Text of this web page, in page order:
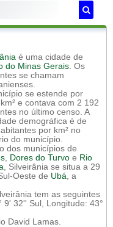
é uma cidade de
do Minas Gerais. Os
se chamam
se estende por
e contava com 2 192
no último censo. A
demográfica é de
por km² no
do município.
dos municípios de
, Dores do Turvo e Rio
, Silveirânia se situa a 29
Oeste de Ubá, a
tem as seguintes
9' 32'' Sul, Longitude: 43°
David Lamas.